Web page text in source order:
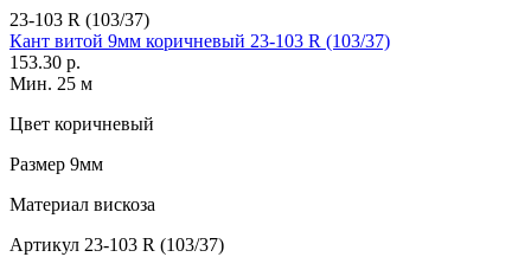
23-103 R (103/37)
Кант витой 9мм коричневый 23-103 R (103/37)
153.30 р.
Мин. 25 м
Цвет коричневый
Размер 9мм
Материал вискоза
Артикул 23-103 R (103/37)